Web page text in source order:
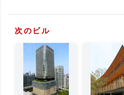
次のビル